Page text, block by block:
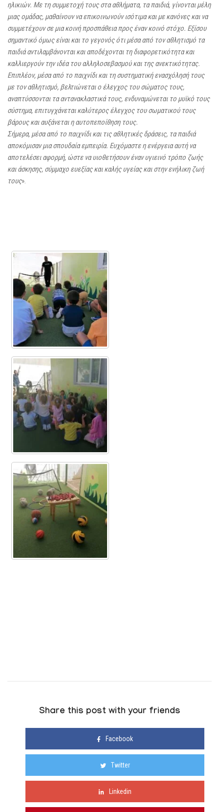
ηλικιών. Με τη συμμετοχή τους στα αθλήματα, τα παιδιά, γίνονται μέλη
μιας ομάδας, μαθαίνουν να επικοινωνούν ισότιμα και με κανόνες και να
συμμετέχουν σε μια κοινή προσπάθεια προς έναν κοινό στόχο. Εξίσου
σημαντικό όμως είναι και το γεγονός ότι μέσα από τον αθλητισμό τα
παιδιά αντιλαμβάνονται και αποδέχονται τη διαφορετικότητα και
καλλιεργούν την ιδέα του αλληλοσεβασμού και της ανεκτικότητας.
Επιπλέον, μέσα από το παιχνίδι και τη συστηματική ενασχόλησή τους
με τον αθλητισμό, βελτιώνεται ο έλεγχος του σώματος τους,
αναπτύσσονται τα αντανακλαστικά τους, ενδυναμώνεται το μυϊκό τους
σύστημα, επιτυγχάνεται καλύτερος έλεγχος του σωματικού τους
βάρους και αυξάνεται η αυτοπεποίθηση τους.
Σήμερα, μέσα από το παιχνίδι και τις αθλητικές δράσεις, τα παιδιά
αποκόμισαν μια σπουδαία εμπειρία. Ευχόμαστε η ενέργεια αυτή να
αποτελέσει αφορμή, ώστε να υιοθετήσουν έναν υγιεινό τρόπο ζωής
και άσκησης, σύμμαχο ευεξίας και καλής υγείας και στην ενήλικη ζωή
τους».
Share this post with your friends
Facebook
Twitter
Linkedin